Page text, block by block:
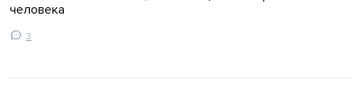
человека
3